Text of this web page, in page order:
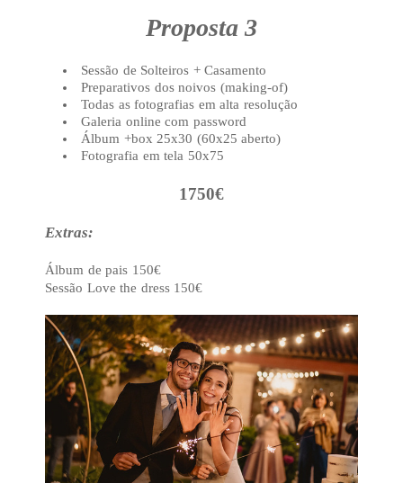
Proposta 3
Sessão de Solteiros + Casamento
Preparativos dos noivos (making-of)
Todas as fotografias em alta resolução
Galeria online com password
Álbum +box 25x30 (60x25 aberto)
Fotografia em tela 50x75
1750€
Extras:
Álbum de pais 150€
Sessão Love the dress 150€